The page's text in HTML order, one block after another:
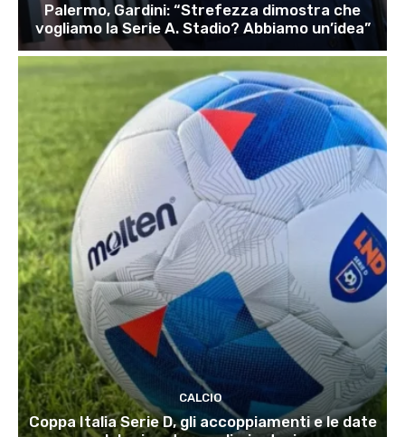
Palermo, Gardini: “Strefezza dimostra che
vogliamo la Serie A. Stadio? Abbiamo un’idea”
CALCIO
Coppa Italia Serie D, gli accoppiamenti e le date